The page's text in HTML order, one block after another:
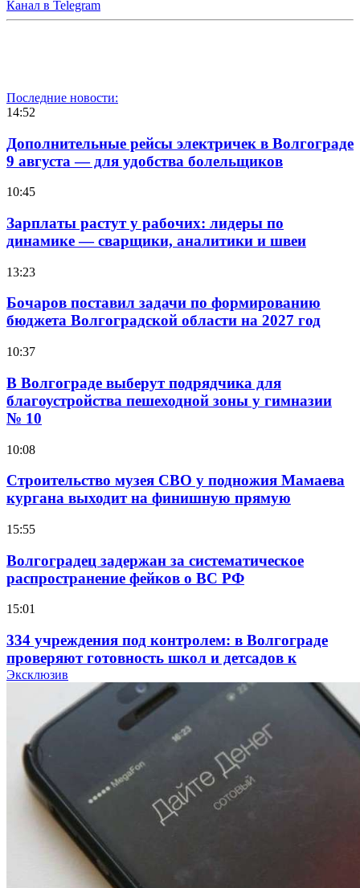
Канал в Telegram
Последние новости:
14:52
Дополнительные рейсы электричек в Волгограде
9 августа — для удобства болельщиков
10:45
Зарплаты растут у рабочих: лидеры по
динамике — сварщики, аналитики и швеи
13:23
Бочаров поставил задачи по формированию
бюджета Волгоградской области на 2027 год
10:37
В Волгограде выберут подрядчика для
благоустройства пешеходной зоны у гимназии
№ 10
10:08
Строительство музея СВО у подножия Мамаева
кургана выходит на финишную прямую
15:55
Волгоградец задержан за систематическое
распространение фейков о ВС РФ
15:01
334 учреждения под контролем: в Волгограде
проверяют готовность школ и детсадов к
учебному году
Покушение на убийство в Волгограде: девушка
напала на незнакомую женщину с ножом
12:39
Сладкий праздник в Волгограде: в Центральном
парке прошёл фестиваль „Арбузный переполох“
Эксклюзив